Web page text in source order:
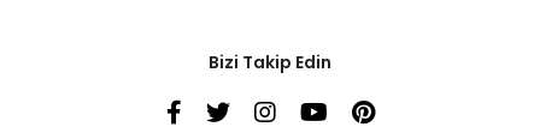
Bizi Takip Edin